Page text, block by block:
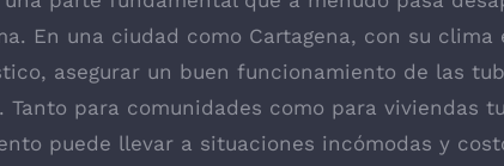
En una ciudad como Cartagena, con su
asegurar un buen funcionamiento de las
Tanto para comunidades como para viviendas
puede llevar a situaciones incómodas y